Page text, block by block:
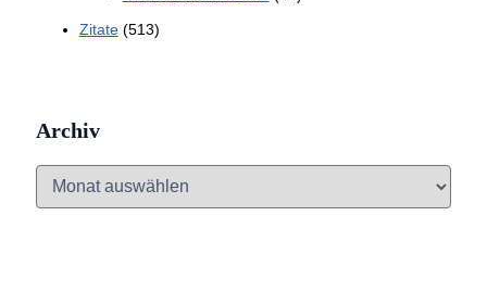
Zitate(513)
Archiv